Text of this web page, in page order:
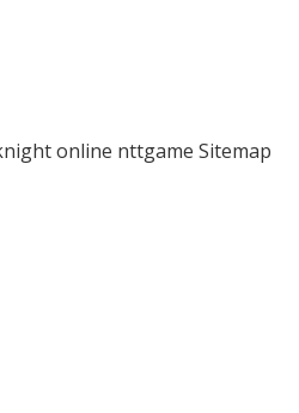
online nttgame Sitemap